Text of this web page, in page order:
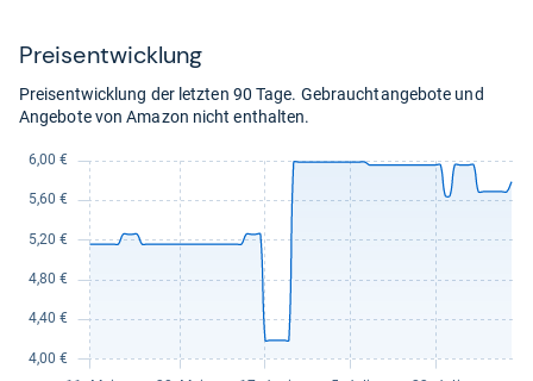
Preis­ent­wick­lung
Preisentwicklung der letzten 90 Tage. Gebrauchtangebote und
Angebote von Amazon nicht enthalten.